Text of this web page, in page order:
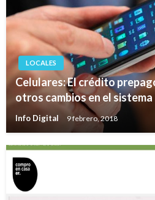
LOCALES
Celulares: El crédito
otros cambios en el sistema
Info Digital 9 febrero, 2018